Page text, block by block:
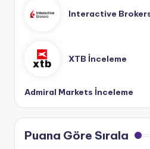
Interactive
XTB İnceleme
Admiral Markets İnceleme
Puana Göre Sırala